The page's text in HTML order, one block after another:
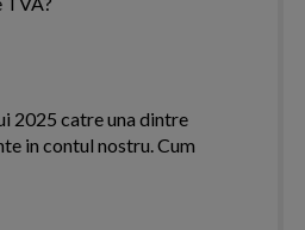
2025 catre una dintre
in contul nostru. Cum